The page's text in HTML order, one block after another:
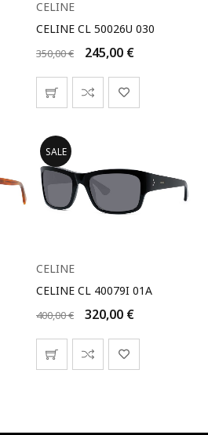
CELINE
CELINE CL 50026U 030
350,00€ 245,00 €
SALE
CELINE
CELINE CL 40079I 01A
400,00€ 320,00 €